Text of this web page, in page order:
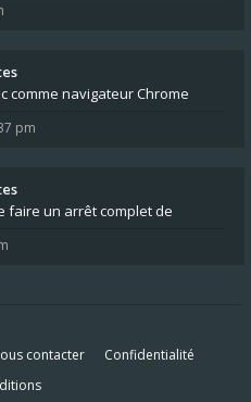
comme navigateur Chrome
pm
faire un arrêt complet de
contacter
Confidentialité